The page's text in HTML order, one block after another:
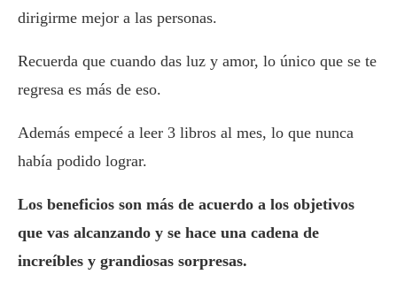
dirigirme mejor a las personas.
Recuerda que cuando das luz y amor, lo único que se te
regresa es más de eso.
Además empecé a leer 3 libros al mes, lo que nunca
había podido lograr.
Los beneficios son más de acuerdo a los objetivos
que vas alcanzando y se hace una cadena de
increíbles y grandiosas sorpresas.